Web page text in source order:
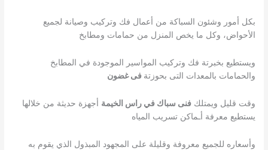
بكل أمور وشئون السباكة من أعمال فك وتركيب وصيانة لجميع
الأحواض، وكل ما يخص المنزل من حمامات ومطابخ
ويستطيع بخبرتة فك وتركيب المواسير الموجودة في المطابخ
والحمامات بالمعدات التى بحوزتة فى غضون
وقت قليل ويمتلكفنى سباك في راس الخيمة أجهزة حديثة من خلالها
يستطيع معرفة أـماكن تسريب المياه
وأسعاره للجميع معروفة وقليلة على المجهود المبذول الذي يقوم به